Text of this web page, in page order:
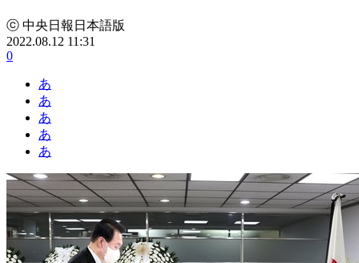
ⓒ 中央日報日本語版
2022.08.12 11:31
0
あ
あ
あ
あ
あ